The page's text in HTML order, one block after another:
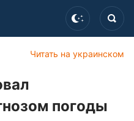
Читать на украинском
погоды